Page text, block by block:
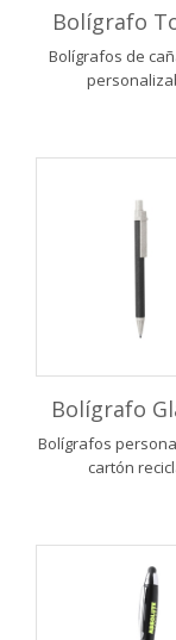
Bolígrafo
Bolígrafos de
Bolígrafo
Bolígrafos
cartón